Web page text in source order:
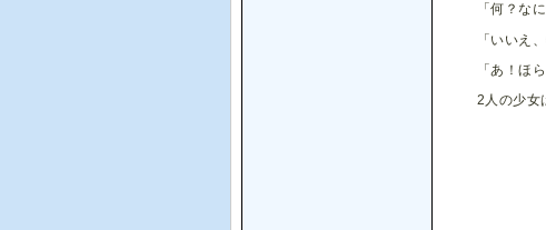
「何？な
「いいえ
「あ！ほ
2人の少女